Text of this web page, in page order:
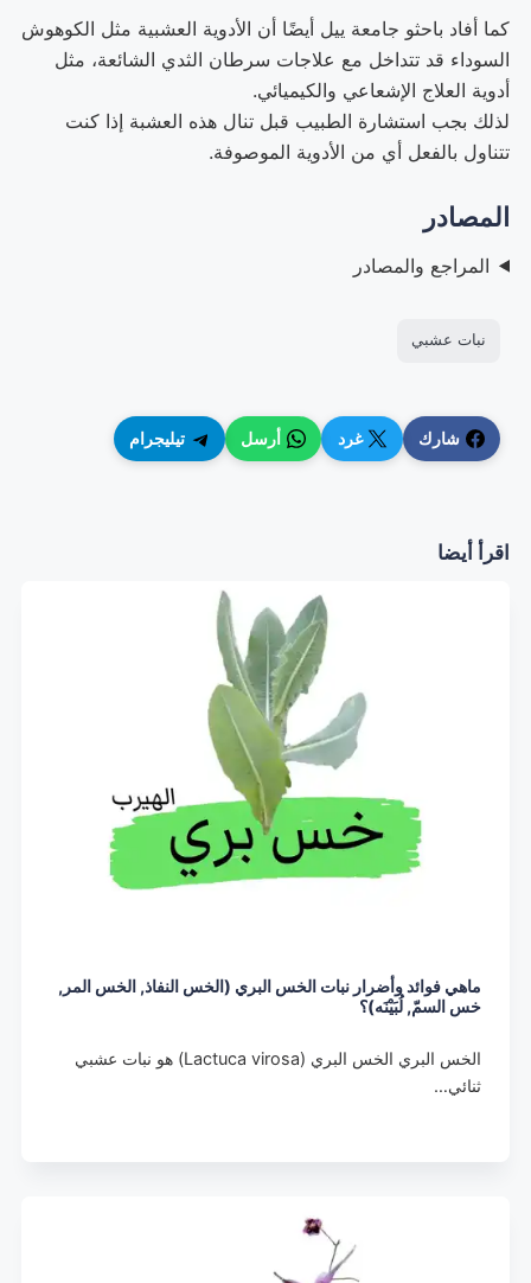
كما أفاد باحثو جامعة ييل أيضًا أن الأدوية العشبية مثل الكوهوش
السوداء قد تتداخل مع علاجات سرطان الثدي الشائعة، مثل
أدوية العلاج الإشعاعي والكيميائي.
لذلك بجب استشارة الطبيب قبل تنال هذه العشبة إذا كنت
تتناول بالفعل أي من الأدوية الموصوفة.
المصادر
المراجع والمصادر
نبات عشبي
شارك غرد أرسل تيليجرام
اقرأ أيضا
ماهي فوائد وأضرار نبات الخس البري (الخس النفاذ, الخس المر,
خس السمّ, لُبَيْنَه)؟
الخس البري الخس البري (Lactuca virosa) هو نبات عشبي
ثنائي…